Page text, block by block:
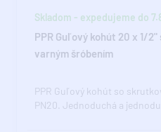
Skladom - expedujeme do
PPR Guľový kohút 20 x 1/
varným šróbením
PPR Guľový kohút so
PN20. Jednoduchá a